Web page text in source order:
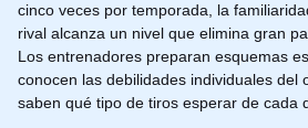
cinco veces por temporada, la
rival alcanza un nivel que elimina gran
Los entrenadores preparan esquemas
conocen las debilidades individuales del
saben qué tipo de tiros esperar de cada